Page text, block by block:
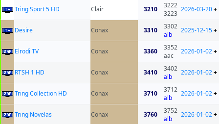
Tring Sport 5 HD Clair 3210
3222
3223
2026-03-20+
Desire Conax 3310
3302
alb
2025-12-15+
Elrodi TV Conax 3360
3352
aac
2026-01-02+
RTSH 1 HD Conax 3410
3402
alb
2026-01-02+
Tring Collection HD Conax 3710
3712
alb
2026-01-02+
Tring Novelas Conax 3760
3752
alb
2026-01-02+